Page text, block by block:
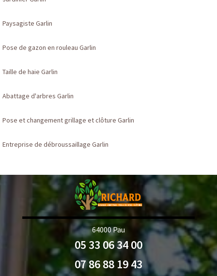
Paysagiste Garlin
Pose de gazon en rouleau Garlin
Taille de haie Garlin
Abattage d'arbres Garlin
Pose et changement grillage et clôture Garlin
Entreprise de débroussaillage Garlin
64000 Pau
05 33 06 34 00
07 86 88 19 43